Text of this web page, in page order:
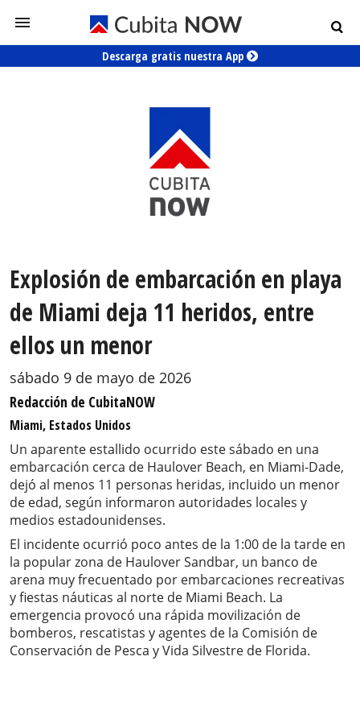
Descarga gratis nuestra App
Explosión de embarcación en playa
de Miami deja 11 heridos, entre
ellos un menor
sábado 9 de mayo de 2026
Redacción de CubitaNOW
Miami, Estados Unidos
Un aparente estallido ocurrido este sábado en una
embarcación cerca de Haulover Beach, en Miami-Dade,
dejó al menos 11 personas heridas, incluido un menor
de edad, según informaron autoridades locales y
medios estadounidenses.
El incidente ocurrió poco antes de la 1:00 de la tarde en
la popular zona de Haulover Sandbar, un banco de
arena muy frecuentado por embarcaciones recreativas
y fiestas náuticas al norte de Miami Beach. La
emergencia provocó una rápida movilización de
bomberos, rescatistas y agentes de la Comisión de
Conservación de Pesca y Vida Silvestre de Florida.